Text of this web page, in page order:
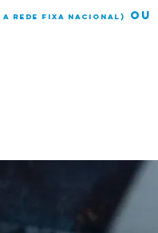
a rede fixa nacional)
OU